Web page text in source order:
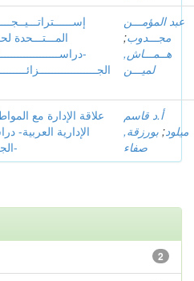
المـــتـــحدة
-
عبد المؤمـــن
مجـــدوب;
هــمـــاش,
لميـــن
علاقة الإدارة مع
الإدارية العربية-
الجزائر و المغرب-
أ.د قاسم
ميلود; بورزقة,
صفاء
2